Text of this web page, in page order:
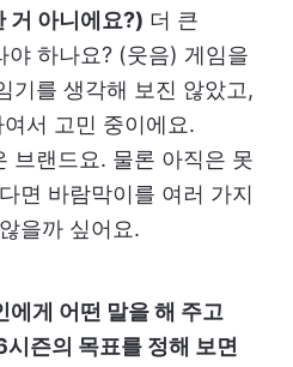
거 아니에요?) 더 큰
야 하나요? (웃음) 게임을
기를 생각해 보진 않았고,
서 고민 중이에요.
브랜드요. 물론 아직은 못
면 바람막이를 여러 가지
을까 싶어요.
에게 어떤 말을 해 주고
즌의 목표를 정해 보면